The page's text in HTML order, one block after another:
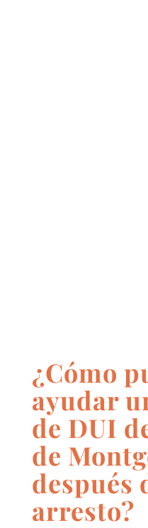
¿Cómo
ayudar
de DUI
de
después
arresto?